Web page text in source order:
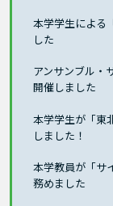
本学学生による
した
アンサンブル・
開催しました
本学学生が「東
しました！
本学教員が「サ
務めました